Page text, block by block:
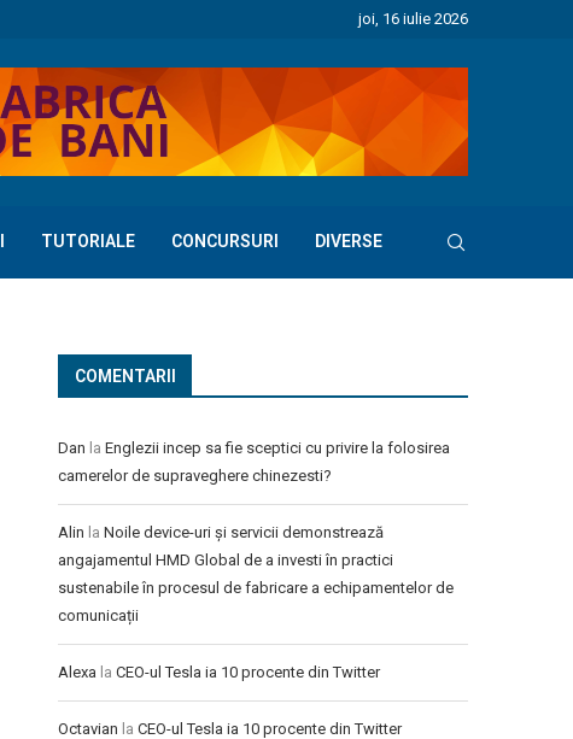
joi, 16 iulie 2026
TUTORIALE CONCURSURI DIVERSE
COMENTARII
Dan la Englezii incep sa fie sceptici cu privire la folosirea
camerelor de supraveghere chinezesti?
Alin la Noile device-uri și servicii demonstrează
angajamentul HMD Global de a investi în practici
sustenabile în procesul de fabricare a echipamentelor de
comunicații
Alexa la CEO-ul Tesla ia 10 procente din Twitter
Octavian la CEO-ul Tesla ia 10 procente din Twitter